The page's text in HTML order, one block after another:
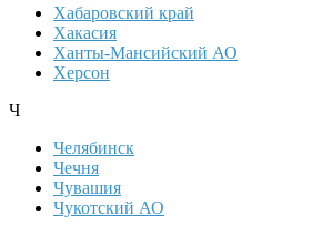
Хабаровский край
Хакасия
Ханты-Мансийский АО
Херсон
Ч
Челябинск
Чечня
Чувашия
Чукотский АО